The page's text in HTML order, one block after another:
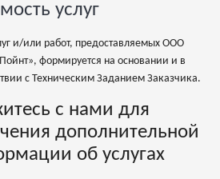
услуг
и/или работ, предоставляемых ООО
формируется на основании и в
с Техническим Заданием Заказчика.
с нами для
дополнительной
об услугах